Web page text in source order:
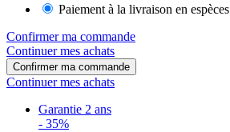
Paiement à la livraison en espèces
Confirmer ma commande
Continuer mes achats
Confirmer ma commande
Continuer mes achats
Garantie 2 ans
- 35%